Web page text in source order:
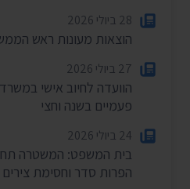
28 ביולי 2026
הוצאות מעונות ראש הממשלה ל-
27 ביולי 2026
הוועדה לחיוב אישי
פעמיים בשנה וחצי
24 ביולי 2026
בית המשפט: המשטרה
הפרות סדר וחסימת צירים